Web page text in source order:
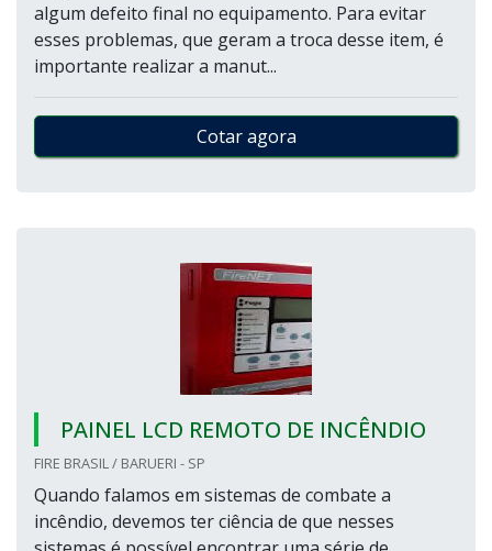
algum defeito final no equipamento. Para evitar
esses problemas, que geram a troca desse item, é
importante realizar a manut...
Cotar agora
PAINEL LCD REMOTO DE INCÊNDIO
FIRE BRASIL / BARUERI - SP
Quando falamos em sistemas de combate a
incêndio, devemos ter ciência de que nesses